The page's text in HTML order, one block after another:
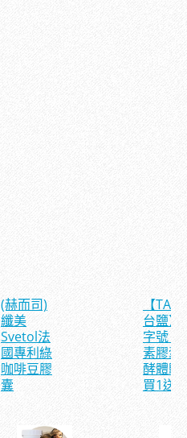
(赫而司)
纖美
Svetol法
國專利綠
咖啡豆膠
囊
【
台鹽】
字號
素膠囊
酵體驗
買1送1